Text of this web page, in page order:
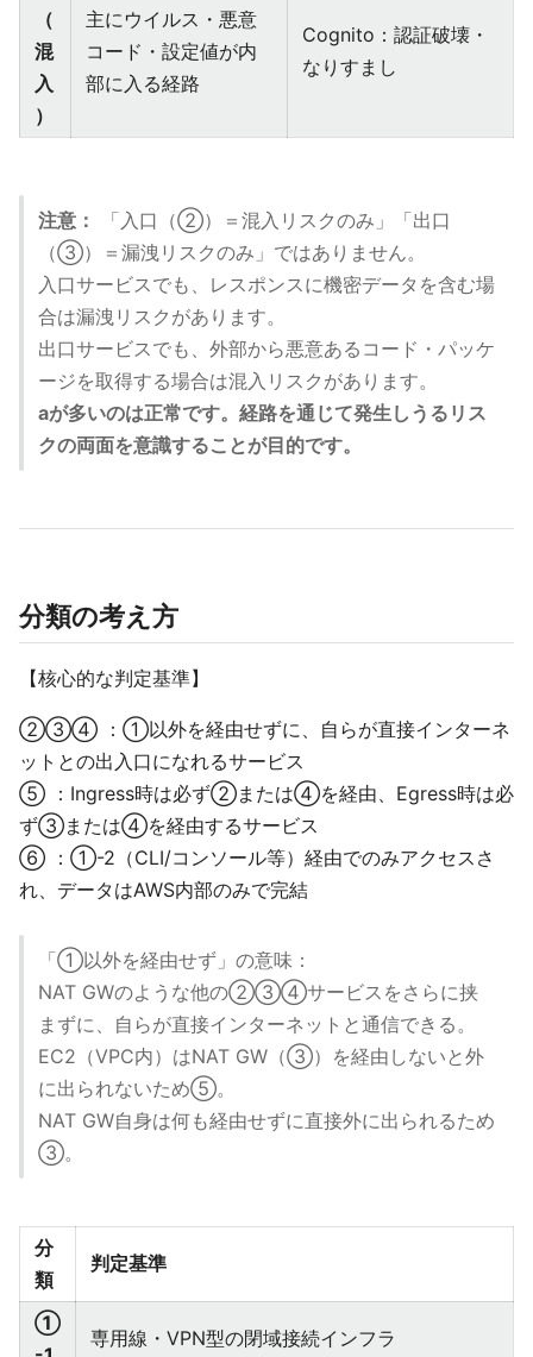
（
混
入
）
主にウイルス・悪意
コード・設定値が内
部に入る経路
Cognito：認証破壊・
なりすまし
注意：
「入口（②）＝混入リスクのみ」「出口
（③）＝漏洩リスクのみ」ではありません。
入口サービスでも、レスポンスに機密データを含む場
合は漏洩リスクがあります。
出口サービスでも、外部から悪意あるコード・パッケ
ージを取得する場合は混入リスクがあります。
aが多いのは正常です。経路を通じて発生しうるリス
クの両面を意識することが目的です。
分類の考え方
【核心的な判定基準】
②③④ ：①以外を経由せずに、自らが直接インターネ
ットとの出入口になれるサービス
⑤ ：Ingress時は必ず②または④を経由、Egress時は必
ず③または④を経由するサービス
⑥ ：①-2（CLI/コンソール等）経由でのみアクセスさ
れ、データはAWS内部のみで完結
「①以外を経由せず」の意味：
NAT GWのような他の②③④サービスをさらに挟
まずに、自らが直接インターネットと通信できる。
EC2（VPC内）はNAT GW（③）を経由しないと外
に出られないため⑤。
NAT GW自身は何も経由せずに直接外に出られるため
③。
分
類
判定基準
①
専用線・VPN型の閉域接続インフラ